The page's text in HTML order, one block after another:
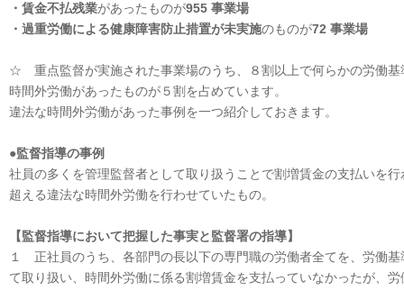
・賃金不払残業があったものが955 事業場
・過重労働による健康障害防止措置が未実施のものが72 事業場
☆ 重点監督が実施された事業場のうち、８割以上で何らかの労働基
時間外労働があったものが５割を占めています。
違法な時間外労働があった事例を一つ紹介しておきます。
●監督指導の事例
社員の多くを管理監督者として取り扱うことで割増賃金の支払いを
超える違法な時間外労働を行わせていたもの。
【監督指導において把握した事実と監督署の指導】
１ 正社員のうち、各部門の長以下の専門職の労働者全てを、労働
て取り扱い、時間外労働に係る割増賃金を支払っていなかったが、